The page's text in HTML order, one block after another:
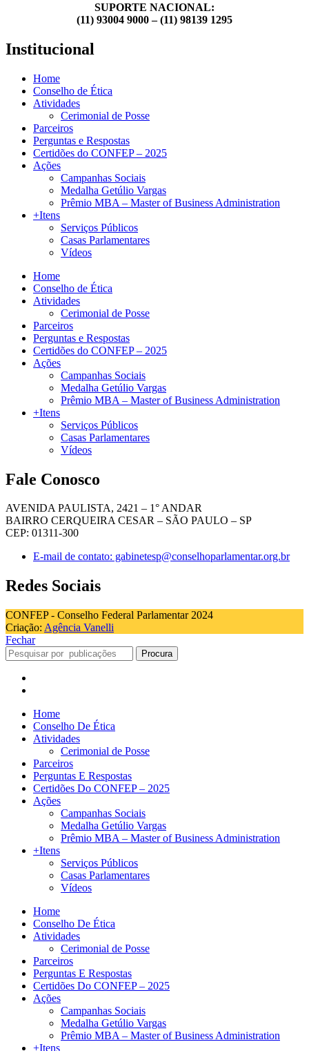
SUPORTE NACIONAL:
(11) 93004 9000 – (11) 98139 1295
Institucional
Home
Conselho de Ética
Atividades
Cerimonial de Posse
Parceiros
Perguntas e Respostas
Certidões do CONFEP – 2025
Ações
Campanhas Sociais
Medalha Getúlio Vargas
Prêmio MBA – Master of Business Administration
+Itens
Serviços Públicos
Casas Parlamentares
Vídeos
Home
Conselho de Ética
Atividades
Cerimonial de Posse
Parceiros
Perguntas e Respostas
Certidões do CONFEP – 2025
Ações
Campanhas Sociais
Medalha Getúlio Vargas
Prêmio MBA – Master of Business Administration
+Itens
Serviços Públicos
Casas Parlamentares
Vídeos
Fale Conosco
AVENIDA PAULISTA, 2421 – 1° ANDAR
BAIRRO CERQUEIRA CESAR – SÃO PAULO – SP
CEP: 01311-300
E-mail de contato: gabinetesp@conselhoparlamentar.org.br
Redes Sociais
CONFEP - Conselho Federal Parlamentar 2024
Criação: Agência Vanelli
Fechar
Procura
Home
Conselho De Ética
Atividades
Cerimonial de Posse
Parceiros
Perguntas E Respostas
Certidões Do CONFEP – 2025
Ações
Campanhas Sociais
Medalha Getúlio Vargas
Prêmio MBA – Master of Business Administration
+Itens
Serviços Públicos
Casas Parlamentares
Vídeos
Home
Conselho De Ética
Atividades
Cerimonial de Posse
Parceiros
Perguntas E Respostas
Certidões Do CONFEP – 2025
Ações
Campanhas Sociais
Medalha Getúlio Vargas
Prêmio MBA – Master of Business Administration
+Itens